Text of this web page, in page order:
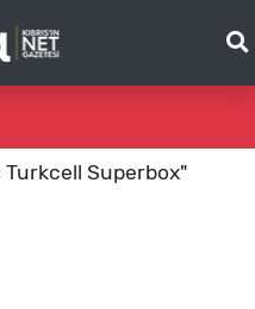
Turkcell Superbox"